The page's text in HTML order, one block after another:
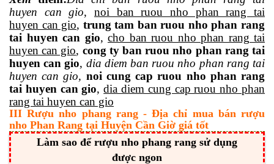
huyen can gio,noi ban ruou nho phan rang tai
huyen can gio, trung tam ban ruou nho phan rang
tai huyen can gio, cho ban ruou nho phan rang tai
huyen can gio, cong ty ban ruou nho phan rang tai
huyen can gio, dia diem ban ruou nho phan rang tai
huyen can gio, noi cung cap ruou nho phan rang
tai huyen can gio,dia diem cung cap ruou nho phan
rang tai huyen can gio
III Rượu nho phang rang - Địa chỉ mua bán rượu
nho Phan Rang tại Huyện Cần Giờ giá tốt
Làm sao để rượu nho phang rang sử dụng
được ngon